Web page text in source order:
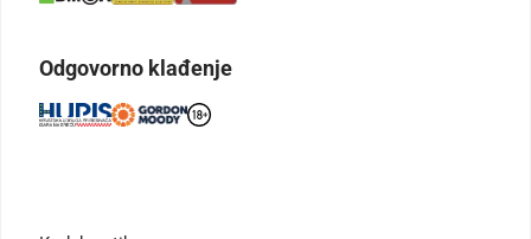
Odgovorno klađenje